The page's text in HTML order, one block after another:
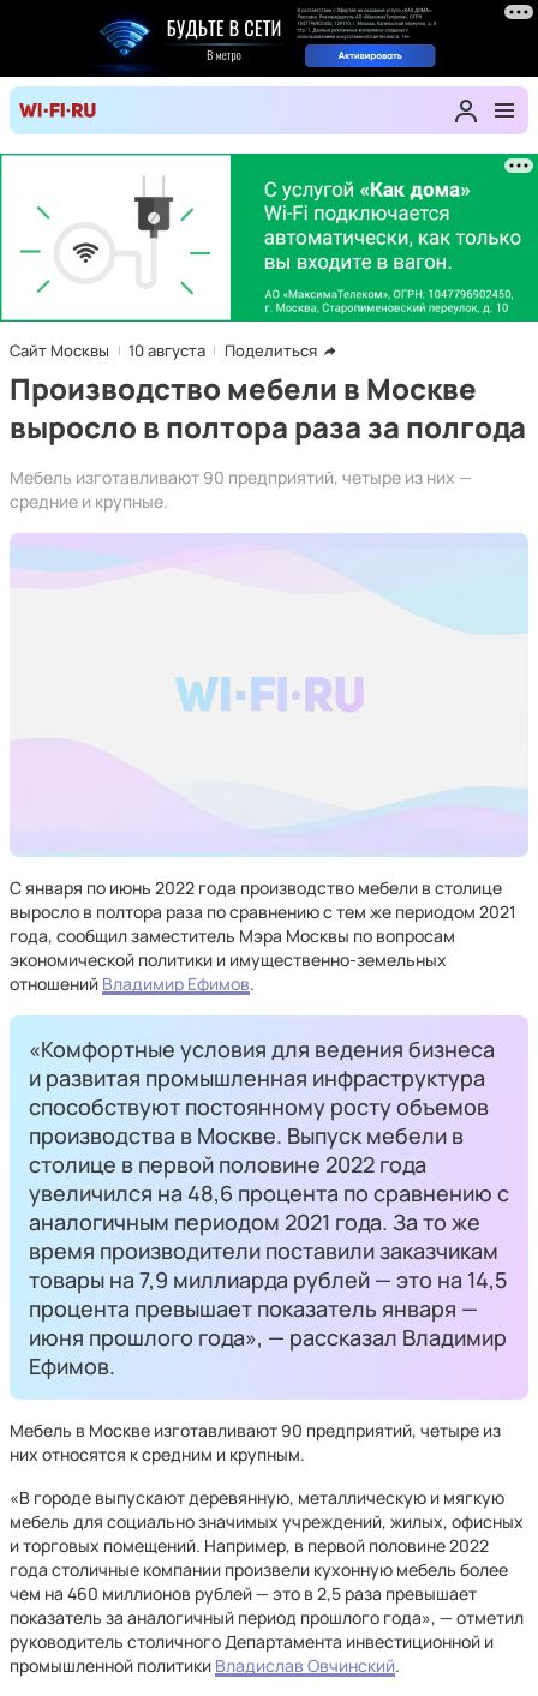
Сайт Москвы 10 августа Поделиться
Производство мебели в Москве
выросло в полтора раза за полгода
Мебель изготавливают 90 предприятий, четыре из них —
средние и крупные.
С января по июнь 2022 года производство мебели в столице
выросло в полтора раза по сравнению с тем же периодом 2021
года, сообщил заместитель Мэра Москвы по вопросам
экономической политики и имущественно-земельных
отношений Владимир Ефимов.
«Комфортные условия для ведения бизнеса
и развитая промышленная инфраструктура
способствуют постоянному росту объемов
производства в Москве. Выпуск мебели в
столице в первой половине 2022 года
увеличился на 48,6 процента по сравнению с
аналогичным периодом 2021 года. За то же
время производители поставили заказчикам
товары на 7,9 миллиарда рублей — это на 14,5
процента превышает показатель января —
июня прошлого года», — рассказал Владимир
Ефимов.
Мебель в Москве изготавливают 90 предприятий, четыре из
них относятся к средним и крупным.
«В городе выпускают деревянную, металлическую и мягкую
мебель для социально значимых учреждений, жилых, офисных
и торговых помещений. Например, в первой половине 2022
года столичные компании произвели кухонную мебель более
чем на 460 миллионов рублей — это в 2,5 раза превышает
показатель за аналогичный период прошлого года», — отметил
руководитель столичного Департамента инвестиционной и
промышленной политики Владислав Овчинский.